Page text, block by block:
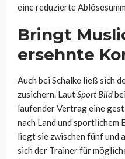
eine reduzierte
Bringt
ersehnte
Auch bei Schalke ließ sich
zusichern. LautSport Bild
laufender Vertrag eine
nach Land und
liegt sie zwischen fünf und
sich der Trainer für